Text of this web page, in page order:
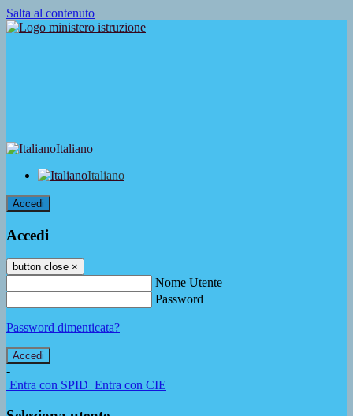
Salta al contenuto
Italiano
Italiano
Accedi
Accedi
button close ×
Nome Utente
Password
Password dimenticata?
-
Entra con SPID Entra con CIE